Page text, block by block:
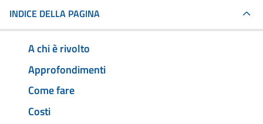
INDICE DELLA PAGINA
A chi è rivolto
Approfondimenti
Come fare
Costi